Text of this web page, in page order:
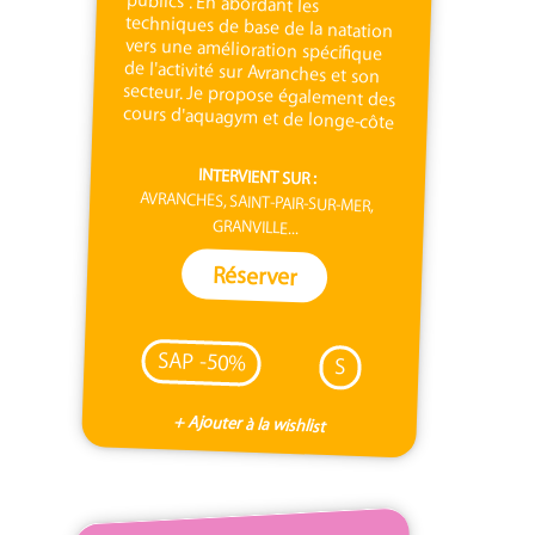
cours d'aquagym et de longe-côte
INTERVIENT SUR :
AVRANCHES, SAINT-PAIR-SUR-MER,
GRANVILLE...
Réserver
SAP -50% S
+ Ajouter à la wishlist